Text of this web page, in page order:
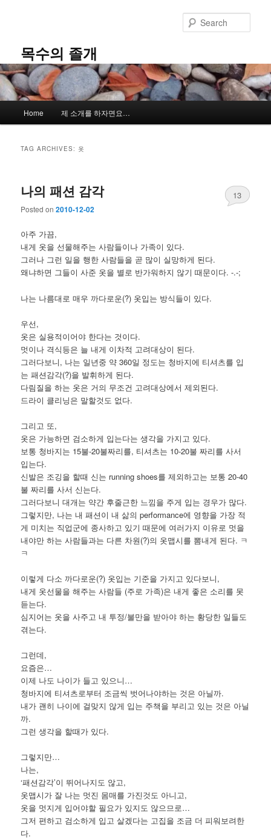
content
content목수의 졸개
Home 제 소개를 하자면요…
TAG ARCHIVES: 옷
나의 패션 감각
Posted on2010-12-02
13
아주 가끔,
내게 옷을 선물해주는 사람들이나 가족이 있다.
그러나 그런 일을 행한 사람들을 곧 많이 실망하게 된다.
왜냐하면 그들이 사준 옷을 별로 반가워하지 않기 때문이다. -.-;
나는 나름대로 매우 까다로운(?) 옷입는 방식들이 있다.
우선,
옷은 실용적이어야 한다는 것이다.
멋이나 격식등은 늘 내게 이차적 고려대상이 된다.
그러다보니, 나는 일년중 약 360일 정도는 청바지에 티셔츠를 입
는 패션감각(?)을 발휘하게 된다.
다림질을 하는 옷은 거의 무조건 고려대상에서 제외된다.
드라이 클리닝은 말할것도 없다.
그리고 또,
옷은 가능하면 검소하게 입는다는 생각을 가지고 있다.
보통 청바지는 15불-20불짜리를, 티셔츠는 10-20불 짜리를 사서
입는다.
신발은 조깅을 할때 신는 running shoes를 제외하고는 보통 20-40
불 짜리를 사서 신는다.
그러다보니 대개는 약간 후줄근한 느낌을 주게 입는 경우가 많다.
그렇지만, 나는 내 패션이 내 삶의 performance에 영향을 가장 적
게 미치는 직업군에 종사하고 있기 때문에 여러가지 이유로 멋을
내야만 하는 사람들과는 다른 차원(?)의 옷맵시를 뽐내게 된다. ㅋ
ㅋ
이렇게 다소 까다로운(?) 옷입는 기준을 가지고 있다보니,
내게 옷선물을 해주는 사람들 (주로 가족)은 내게 좋은 소리를 못
듣는다.
심지어는 옷을 사주고 내 투정/불만을 받아야 하는 황당한 일들도
겪는다.
그런데,
요즘은…
이제 나도 나이가 들고 있으니…
청바지에 티셔츠로부터 조금씩 벗어나야하는 것은 아닐까.
내가 괜히 나이에 걸맞지 않게 입는 주책을 부리고 있는 것은 아닐
까.
그런 생각을 할때가 있다.
그렇지만…
나는,
‘패션감각’이 뛰어나지도 않고,
옷맵시가 잘 나는 멋진 몸매를 가진것도 아니고,
옷을 멋지게 입어야할 필요가 있지도 않으므로…
그저 편하고 검소하게 입고 살겠다는 고집을 조금 더 피워보려한
다.